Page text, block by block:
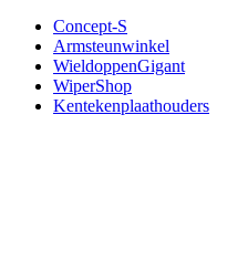
Concept-S
Armsteunwinkel
WieldoppenGigant
WiperShop
Kentekenplaathouders